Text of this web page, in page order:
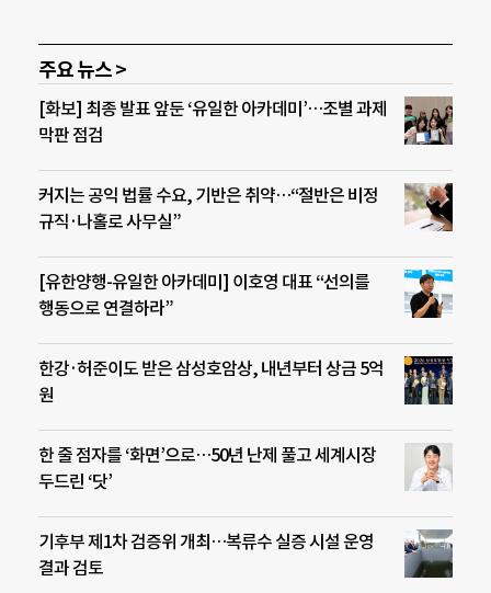
주요 뉴스 >
[화보] 최종 발표 앞둔 ‘유일한 아카데미’…조별 과제
막판 점검
커지는 공익 법률 수요, 기반은 취약…“절반은 비정
규직·나홀로 사무실”
[유한양행-유일한 아카데미] 이호영 대표 “선의를
행동으로 연결하라”
한강·허준이도 받은 삼성호암상, 내년부터 상금 5억
원
한 줄 점자를 ‘화면’으로…50년 난제 풀고 세계시장
두드린 ‘닷’
기후부 제1차 검증위 개최…복류수 실증 시설 운영
결과 검토